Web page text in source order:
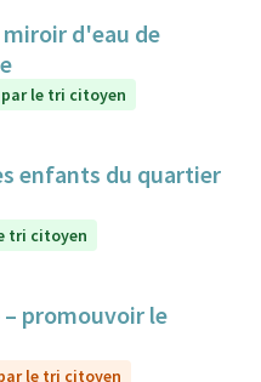
d'eau de
par le tri citoyen
enfants du quartier
tri citoyen
promouvoir le
le tri citoyen